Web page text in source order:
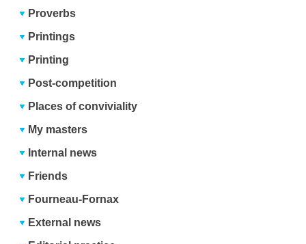
Proverbs
Printings
Printing
Post-competition
Places of conviviality
My masters
Internal news
Friends
Fourneau-Fornax
External news